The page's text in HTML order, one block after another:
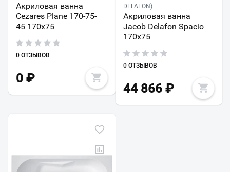
Акриловая ванна
Cezares Plane 170-75-
45 170х75
0 ОТЗЫВОВ
0 ₽
DELAFON)
Акриловая ванна
Jacob Delafon Spacio
170х75
0 ОТЗЫВОВ
44 866₽